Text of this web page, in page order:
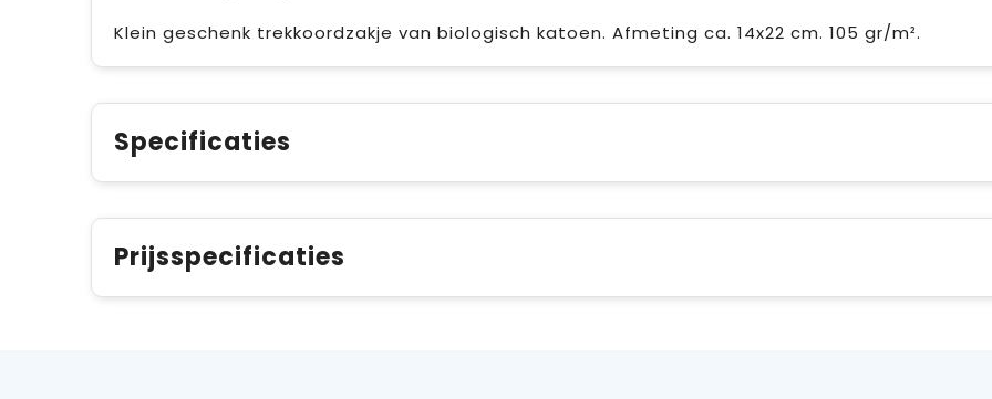
Klein geschenk trekkoordzakje van biologisch katoen. Afmeting ca. 14x22 cm. 105 gr/m².
Specificaties
Prijsspecificaties